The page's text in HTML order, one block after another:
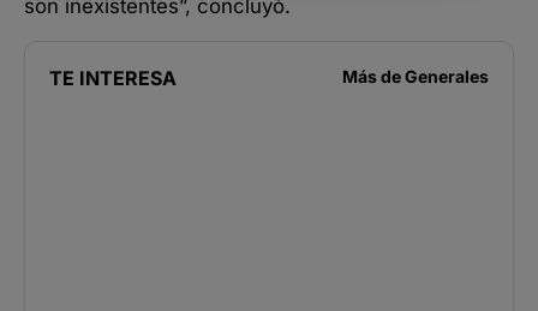
son inexistentes”, concluyó.
TE INTERESA Más deGenerales